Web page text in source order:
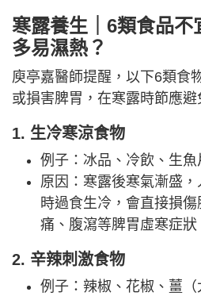
寒露養生｜6類食品不
多易濕熱？
庾亭嘉醫師提醒，以下6類食
或損害脾胃，在寒露時節應避
1. 生冷寒涼食物
例子：冰品、冷飲、生魚
原因：寒露後寒氣漸盛
時過食生冷，會直接損
痛、腹瀉等脾胃虛寒症狀
2. 辛辣刺激食物
例子：辣椒、花椒、薑（